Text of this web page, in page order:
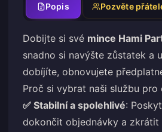
Popis Pozvěte
Dobijte si své mince Hami
snadno si navýšte zůstatek a
dobíjíte, obnovujete
Proč si vybrat naši službu pro
✅ Stabilní a spolehlivé:
dokončit objednávky a zkrátit